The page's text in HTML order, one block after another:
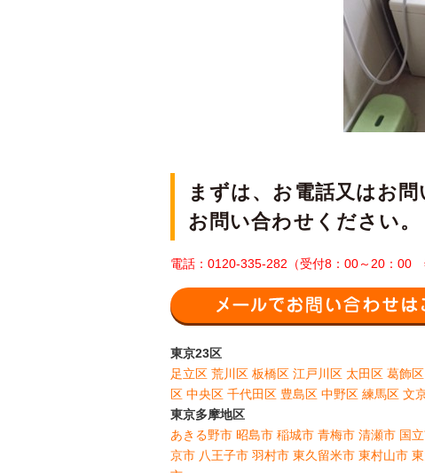
まずは、お電話又はお
お問い合わせください。
電話：0120-335-282（受付8：00～20：00
東京23区
足立区 荒川区 板橋区 江戸川区 太田区 葛飾区
区 中央区 千代田区 豊島区 中野区 練馬区 文
東京多摩地区
あきる野市 昭島市 稲城市 青梅市 清瀬市 国
京市 八王子市 羽村市 東久留米市 東村山市